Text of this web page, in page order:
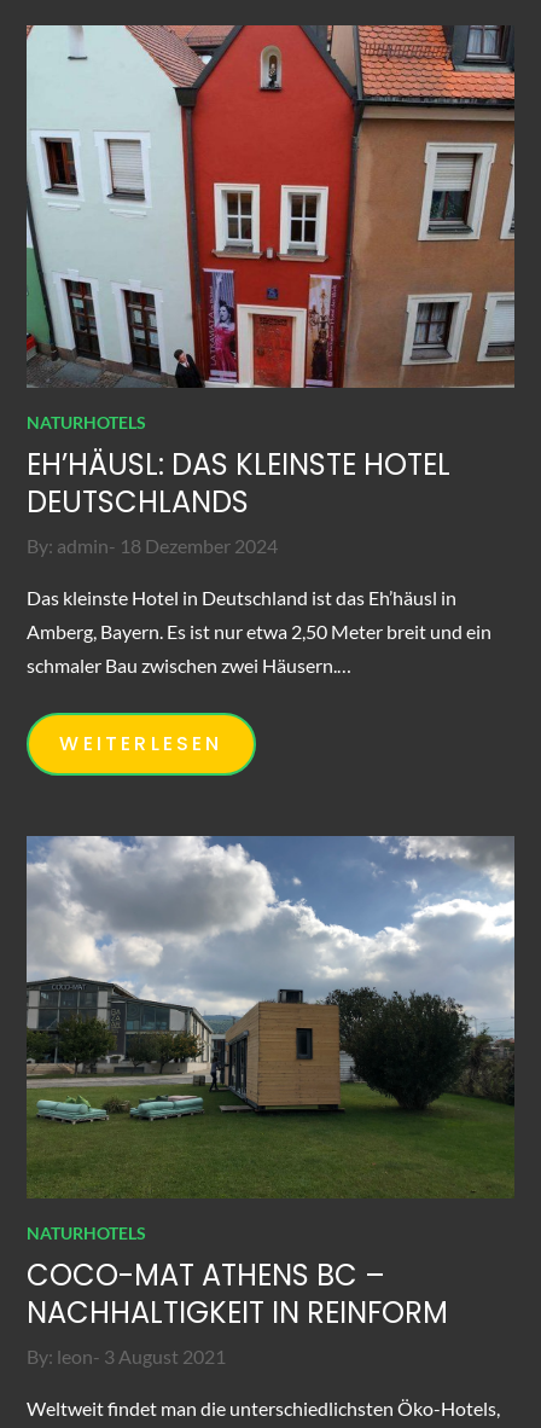
NATURHOTELS
EH’HÄUSL: DAS KLEINSTE HOTEL
DEUTSCHLANDS
By: admin
Posted
18 Dezember 2024
Das kleinste Hotel in Deutschland ist das Eh’häusl in
Amberg, Bayern. Es ist nur etwa 2,50 Meter breit und ein
schmaler Bau zwischen zwei Häusern.…
WEITERLESEN
NATURHOTELS
COCO-MAT ATHENS BC –
NACHHALTIGKEIT IN REINFORM
By: leon Posted
3 August 2021
Weltweit findet man die unterschiedlichsten Öko-Hotels,